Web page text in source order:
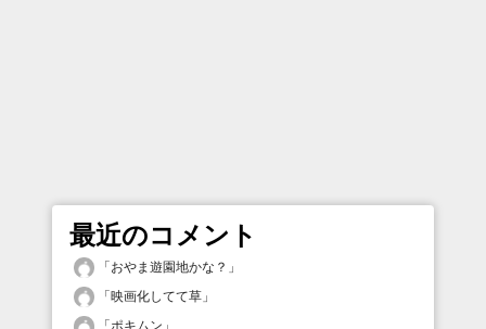
最近のコメント
「おやま遊園地かな？ 」
「映画化してて草 」
「ポキムン 」